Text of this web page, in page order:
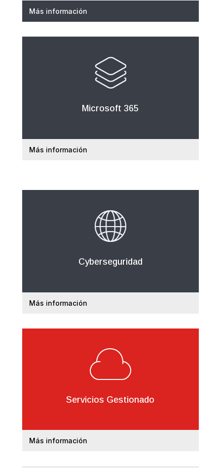
Más información
Microsoft 365
Más información
Cyberseguridad
Más información
Servicios Gestionado
Más información